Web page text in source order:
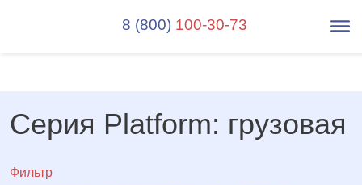
8 (800) 100-30-73
Серия Platform: грузовая
Фильтр